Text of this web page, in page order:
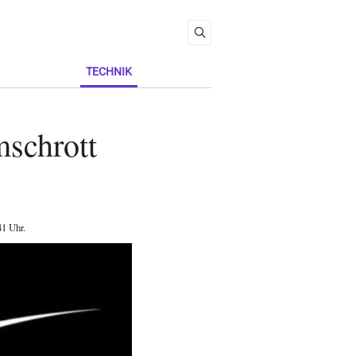
TECHNIK
Uhr.